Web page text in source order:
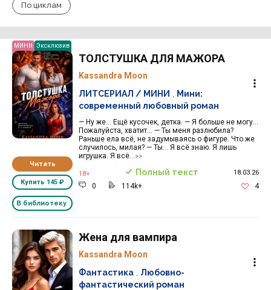
По циклам
МИНИ Эксклюзив
Читать
Купить 145 ₽
В библиотеку
ТОЛСТУШКА ДЛЯ МАЖОРА
Kassandra Moon
— Ну же… Ещё кусочек, детка. — Я больше не могу…
Пожалуйста, хватит… — Ты меня разлюбила?
Раньше ела всё, не задумываясь о фигуре. Что же
случилось, милая? — Ты… Я всё знаю. Я лишь
игрушка. Я всё...>>
ЛИТСЕРИАЛ / МИНИ
Мини:
современный любовный роман
18+ Полный текст 18.03.26
0 114k+ 4
Жена для вампира
Kassandra Moon
Фантастика
Любовно-
фантастический роман